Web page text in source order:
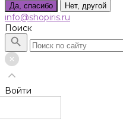
Да, спасибо Нет, другой
info@shopiris.ru
Поиск
Войти